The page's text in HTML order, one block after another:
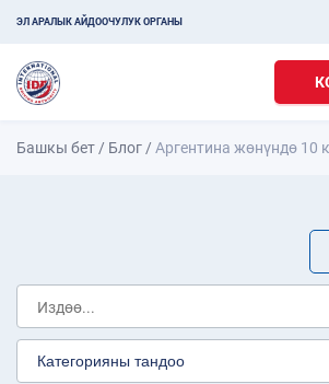
ЭЛ АРАЛЫК АЙДООЧУЛУК ОРГАНЫ
Башкы бет / Блог /Аргентина жөнүндө 10